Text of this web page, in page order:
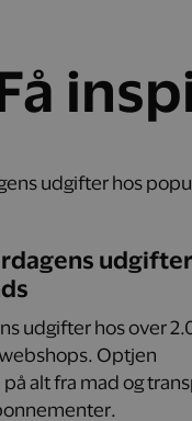
udgifter
udgifter hos over
Optjen
alt fra mad og